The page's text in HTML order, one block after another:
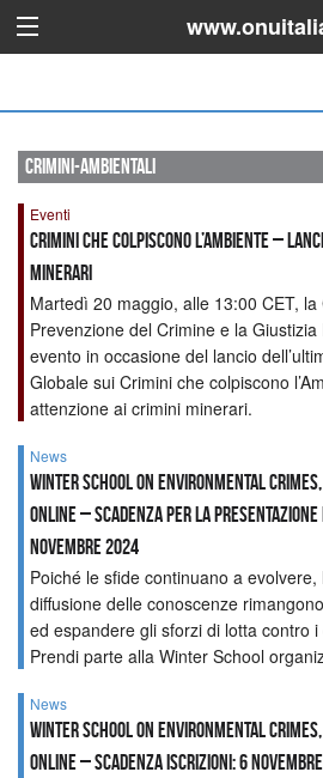
crimini-ambientali
Eventi
Crimini che colpiscono l’ambiente –
minerari
Martedì 20 maggio, alle 13:00 CET,
Prevenzione del Crimine e la
evento in occasione del lancio
Globale sui Crimini che colpiscono
attenzione ai crimini minerari.
News
Winter School on Environmental
Online – Scadenza per la presentazione
novembre 2024
Poiché le sfide continuano a
diffusione delle conoscenze
ed espandere gli sforzi di lotta contro
Prendi parte alla Winter School
News
Winter School on Environmental
online – Scadenza iscrizioni: 6